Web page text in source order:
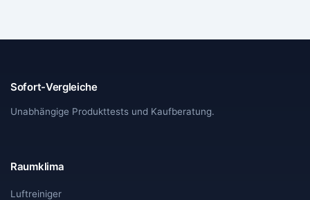
Sofort-Vergleiche
Unabhängige Produkttests und Kaufberatung.
Raumklima
Luftreiniger